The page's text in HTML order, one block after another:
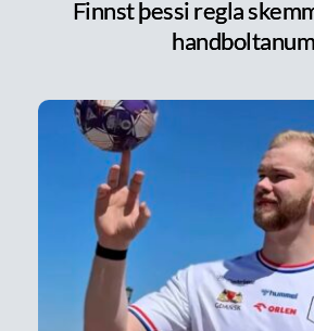
Finnst þessi regla
handboltanum